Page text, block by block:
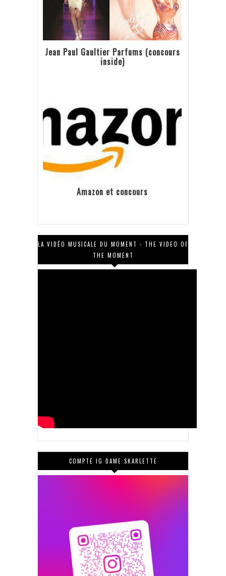
Jean Paul Gaultier Parfums (concours
inside)
Amazon et concours
LA VIDÉO MUSICALE DU MOMENT - THE VIDEO OF
THE MOMENT
COMPTE IG DAME SKARLETTE